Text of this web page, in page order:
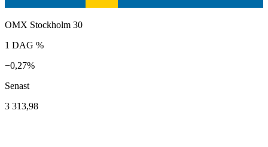
OMX Stockholm 30
1 DAG %
−0,27%
Senast
3 313,98